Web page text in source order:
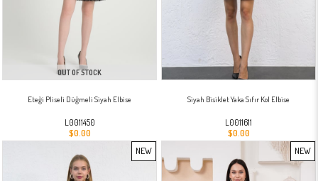
OUT OF STOCK
Eteği Pliseli Düğmeli Siyah Elbise
L0011450
$0.00
Siyah Bisiklet Yaka Sıfır Kol Elbise
L0011611
$0.00
NEW
NEW
ITEM